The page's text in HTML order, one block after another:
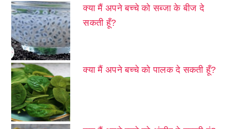
क्या मैं अपने बच्चे को सब्जा के बीज दे
सकती हूँ?
क्या मैं अपने बच्चे को पालक दे सकती हूँ?